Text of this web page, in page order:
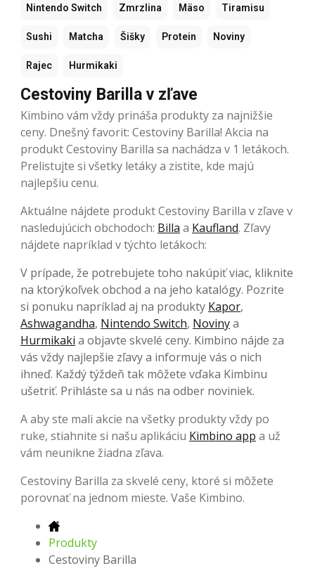
Nintendo Switch Zmrzlina Mäso Tiramisu
Sushi Matcha Šišky Protein Noviny
Rajec Hurmikaki
Cestoviny Barilla v zľave
Kimbino vám vždy prináša produkty za najnižšie
ceny. Dnešný favorit: Cestoviny Barilla! Akcia na
produkt Cestoviny Barilla sa nachádza v 1 letákoch.
Prelistujte si všetky letáky a zistite, kde majú
najlepšiu cenu.
Aktuálne nájdete produkt Cestoviny Barilla v zľave v
nasledujúcich obchodoch: Billa a Kaufland. Zľavy
nájdete napríklad v týchto letákoch:
V prípade, že potrebujete toho nakúpiť viac, kliknite
na ktorýkoľvek obchod a na jeho katalógy. Pozrite
si ponuku napríklad aj na produkty Kapor,
Ashwagandha, Nintendo Switch, Novinya
Hurmikaki a objavte skvelé ceny. Kimbino nájde za
vás vždy najlepšie zľavy a informuje vás o nich
ihneď. Každý týždeň tak môžete vďaka Kimbinu
ušetriť. Prihláste sa u nás na odber noviniek.
A aby ste mali akcie na všetky produkty vždy po
ruke, stiahnite si našu aplikáciu Kimbino app a už
vám neunikne žiadna zľava.
Cestoviny Barilla za skvelé ceny, ktoré si môžete
porovnať na jednom mieste. Vaše Kimbino.
Produkty
Cestoviny Barilla